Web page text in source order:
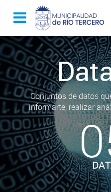
Conjuntos de datos
informarte, realizar